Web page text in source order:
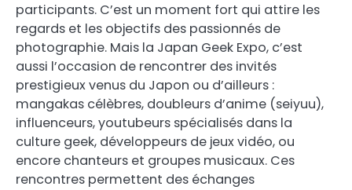
participants. C’est un moment fort qui attire les
regards et les objectifs des passionnés de
photographie. Mais la Japan Geek Expo, c’est
aussi l’occasion de rencontrer des invités
prestigieux venus du Japon ou d’ailleurs :
mangakas célèbres, doubleurs d’anime (seiyuu),
influenceurs, youtubeurs spécialisés dans la
culture geek, développeurs de jeux vidéo, ou
encore chanteurs et groupes musicaux. Ces
rencontres permettent des échanges